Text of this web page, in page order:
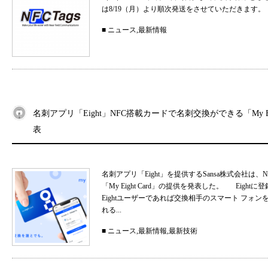
は8/19（月）より順次発送をさせていただき
■ ニュース,最新情報
名刺アプリ「Eight」NFC搭載カードで名刺交換ができる「My
表
名刺アプリ「Eight」を提供するSansa株式会社は
「My Eight Card」の提供を発表した。 Eightに
Eightユーザーであれば交換相手のスマート フォン
れる...
■ ニュース,最新情報,最新技術